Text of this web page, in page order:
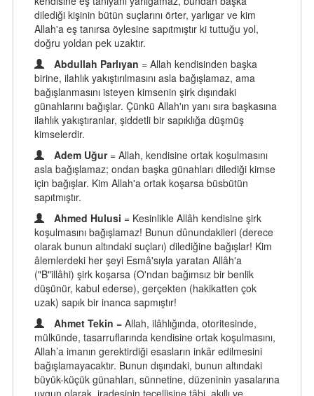
dilediği kişinin bütün suçlarını örter, yarlıgar ve kim
Allah'a eş tanırsa öylesine sapıtmıştır ki tuttuğu yol,
doğru yoldan pek uzaktır.
Abdullah Parlıyan = Allah kendisinden başka
birine, ilahlık yakıştırılmasını asla bağışlamaz, ama
bağışlanmasını isteyen kimsenin şirk dışındaki
günahlarını bağışlar. Çünkü Allah'ın yanı sıra başkasına
ilahlık yakıştıranlar, şiddetli bir sapıklığa düşmüş
kimselerdir.
Adem Uğur = Allah, kendisine ortak koşulmasını
asla bağışlamaz; ondan başka günahları dilediği kimse
için bağışlar. Kim Allah'a ortak koşarsa büsbütün
sapıtmıştır.
Ahmed Hulusi = Kesinlikle Allâh kendisine şirk
koşulmasını bağışlamaz! Bunun dûnundakileri (derece
olarak bunun altındaki suçları) dilediğine bağışlar! Kim
âlemlerdeki her şeyi Esmâ'sıyla yaratan Allâh'a
("B"illâhi) şirk koşarsa (O'ndan bağımsız bir benlik
düşünür, kabul ederse), gerçekten (hakikatten çok
uzak) sapık bir inanca sapmıştır!
Ahmet Tekin = Allah, ilâhlığında, otoritesinde,
mülkünde, tasarruflarında kendisine ortak koşulmasını,
Allah’a imanın gerektirdiği esasların inkâr edilmesini
bağışlamayacaktır. Bunun dışındaki, bunun altındaki
büyük-küçük günahları, sünnetine, düzeninin yasalarına
uygun olarak, iradesinin tecellisine tâbi, akıllı ve